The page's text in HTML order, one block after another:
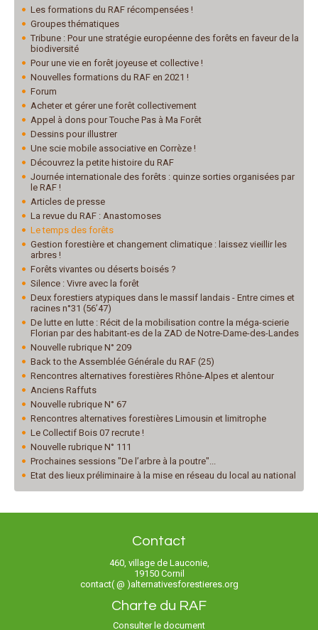
Les formations du RAF récompensées !
Groupes thématiques
Tribune : Pour une stratégie européenne des forêts en faveur de la
biodiversité
Pour une vie en forêt joyeuse et collective !
Nouvelles formations du RAF en 2021 !
Forum
Acheter et gérer une forêt collectivement
Appel à dons pour Touche Pas à Ma Forêt
Dessins pour illustrer
Une scie mobile associative en Corrèze !
Découvrez la petite histoire du RAF
Journée internationale des forêts : quinze sorties organisées par
le RAF !
Articles de presse
La revue du RAF : Anastomoses
Le temps des forêts
Gestion forestière et changement climatique : laissez vieillir les
arbres !
Forêts vivantes ou déserts boisés ?
Silence : Vivre avec la forêt
Deux forestiers atypiques dans le massif landais - Entre cimes et
racines n°31 (56’47)
De lutte en lutte : Récit de la mobilisation contre la méga-scierie
Florian par des habitant-es de la ZAD de Notre-Dame-des-Landes
Nouvelle rubrique N° 209
Back to the Assemblée Générale du RAF (25)
Rencontres alternatives forestières Rhône-Alpes et alentour
Anciens Raffuts
Nouvelle rubrique N° 67
Rencontres alternatives forestières Limousin et limitrophe
Le Collectif Bois 07 recrute !
Nouvelle rubrique N° 111
Prochaines sessions "De l’arbre à la poutre"...
Etat des lieux préliminaire à la mise en réseau du local au national
Contact
460, village de Lauconie,
19150 Cornil
contact( @ )alternativesforestieres.org
Charte du RAF
Consulter le document